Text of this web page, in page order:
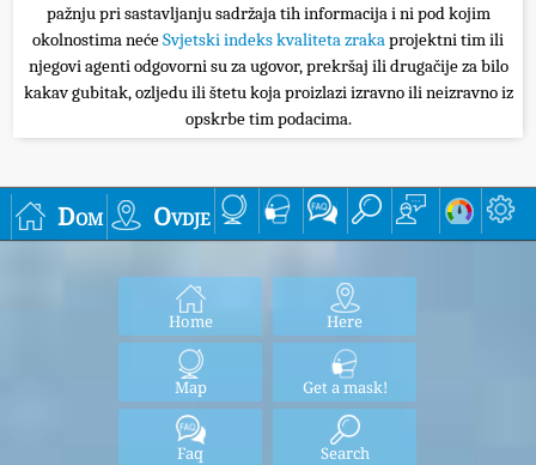
pažnju pri sastavljanju sadržaja tih informacija i ni pod kojim
okolnostima nećeSvjetski indeks kvaliteta zrakaprojektni tim ili
njegovi agenti odgovorni su za ugovor, prekršaj ili drugačije za bilo
kakav gubitak, ozljedu ili štetu koja proizlazi izravno ili neizravno iz
opskrbe tim podacima.
Dom Ovdje
Home Here
Map Get a mask!
Faq Search